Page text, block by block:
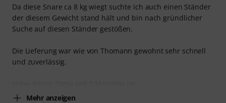
Da diese Snare ca 8 kg wiegt suchte ich auch einen Ständer
der diesem Gewicht stand hält und bin nach gründlicher
Suche auf diesen Ständer gestößen.
Die Lieferung war wie von Thomann gewohnt sehr schnell
und zuverlässig.
Mehr anzeigen